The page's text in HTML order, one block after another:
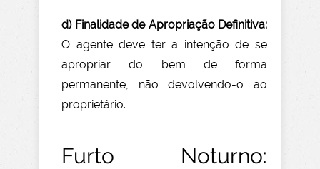
d) Finalidade de Apropriação Definitiva:
O agente deve ter a intenção de se
apropriar do bem de forma
permanente, não devolvendo-o ao
proprietário.
Furto Noturno: